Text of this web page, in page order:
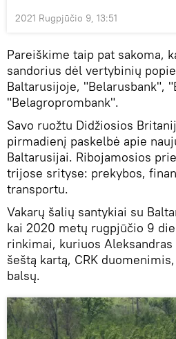
2021 Rugpjūčio 9, 13:51
Pareiškime taip pat sakoma,
sandorius dėl vertybinių
Baltarusijoje, "Belarusbank",
"Belagroprombank".
Savo ruožtu Didžiosios
pirmadienį paskelbė apie
Baltarusijai. Ribojamosios
trijose srityse: prekybos,
transportu.
Vakarų šalių santykiai su
kai 2020 metų rugpjūčio 9
rinkimai, kuriuos Aleksandras
šeštą kartą, CRK
balsų.